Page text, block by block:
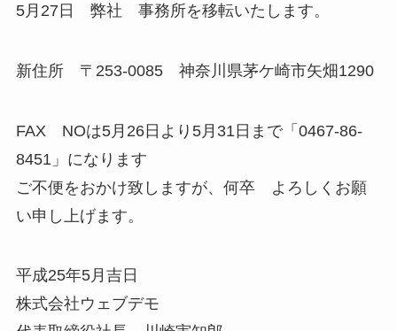
5月27日 弊社 事務所を移転いたします。
新住所 〒253-0085 神奈川県茅ケ崎市矢畑1290
FAX NOは5月26日より5月31日まで「0467-86-
8451」になります
ご不便をおかけ致しますが、何卒 よろしくお願
い申し上げます。
平成25年5月吉日
株式会社ウェブデモ